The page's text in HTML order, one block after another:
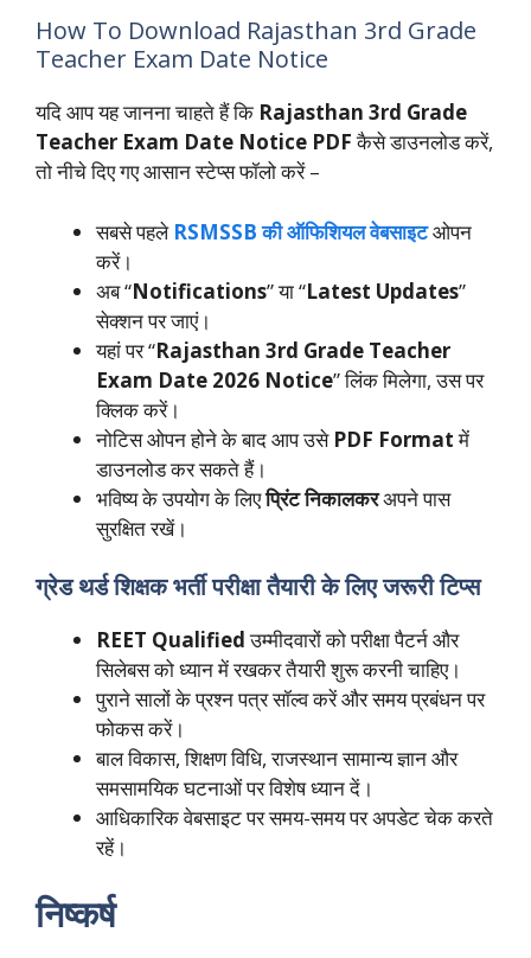
How To Download Rajasthan 3rd Grade
Teacher Exam Date Notice
यदि आप यह जानना चाहते हैं कि Rajasthan 3rd Grade
Teacher Exam Date Notice PDFकैसे डाउनलोड करें,
तो नीचे दिए गए आसान स्टेप्स फॉलो करें –
सबसे पहले RSMSSB की ऑफिशियल वेबसाइटओपन
करें।
अब “Notifications” या “Latest Updates”
सेक्शन पर जाएं।
यहां पर “Rajasthan 3rd Grade Teacher
Exam Date 2026 Notice” लिंक मिलेगा, उस पर
क्लिक करें।
नोटिस ओपन होने के बाद आप उसे PDF Formatमें
डाउनलोड कर सकते हैं।
भविष्य के उपयोग के लिएप्रिंट निकालकरअपने पास
सुरक्षित रखें।
ग्रेड थर्ड शिक्षक भर्ती परीक्षा तैयारी के लिए जरूरी टिप्स
REET Qualifiedउम्मीदवारों को परीक्षा पैटर्न और
सिलेबस को ध्यान में रखकर तैयारी शुरू करनी चाहिए।
पुराने सालों के प्रश्न पत्र सॉल्व करें और समय प्रबंधन पर
फोकस करें।
बाल विकास, शिक्षण विधि, राजस्थान सामान्य ज्ञान और
समसामयिक घटनाओं पर विशेष ध्यान दें।
आधिकारिक वेबसाइट पर समय-समय पर अपडेट चेक करते
रहें।
निष्कर्ष